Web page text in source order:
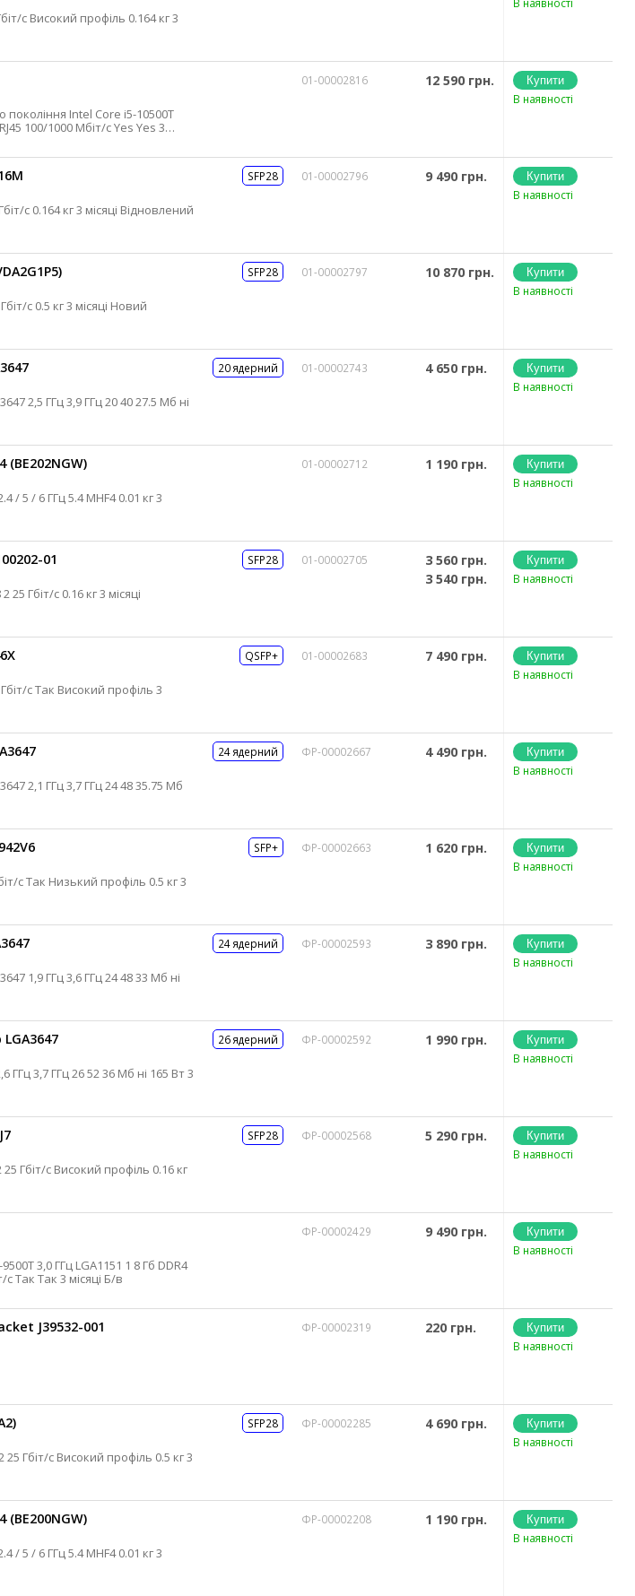
01-00002816 12 590 грн.
В наявності
Dell Мережева карта для сервера 800 HHHL PCIe 4.0 x8 SFP28 2 25 Гбіт/с 0.164 кг 3 місяці Відновлений
SFP28 01-00002796 9 490 грн.
В наявності
Intel Мережева карта для сервера 800 HHHL PCIe 4.0 x8 SFP28 2 25 Гбіт/с 0.5 кг 3 місяці Новий
SFP28 01-00002797 10 870 грн.
В наявності
20 ядерний 01-00002743 4 650 грн.
В наявності
01-00002712 1 190 грн.
В наявності
01
Cisco Мережева карта для сервера 700 HHHL PCI Express x8 SFP28 2 25 Гбіт/с 0.16 кг 3 місяці
SFP28 01-00002705
3 560 грн.
3 540 грн.
В наявності
QSFP+ 01-00002683 7 490 грн.
В наявності
24 ядерний ФР-00002667 4 490 грн.
В наявності
SFP+ ФР-00002663 1 620 грн.
В наявності
24 ядерний ФР-00002593 3 890 грн.
В наявності
26 ядерний ФР-00002592 1 990 грн.
В наявності
SFP28 ФР-00002568 5 290 грн.
В наявності
SODIMM 2 Intel UHD 630 SSD 256 Гб Win 10 Pro 1 х RJ45 100/1000 Мбіт/с Так Так 3 місяці Б/в
ФР-00002429 9 490 грн.
В наявності
J39532-001 ФР-00002319 220 грн.
В наявності
SFP28 ФР-00002285 4 690 грн.
В наявності
ФР-00002208 1 190 грн.
В наявності